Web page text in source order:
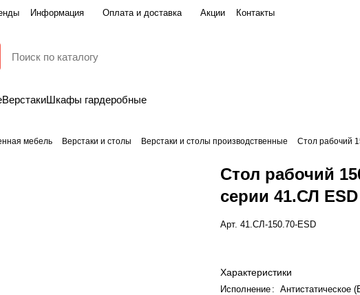
Информация Оплата и доставка Акции Контакты
ВерстакиШкафы гардеробные
мебель Верстаки и столы Верстаки и столы производственные Стол рабочий
Стол рабочий
серии 41.СЛ
Арт.41.СЛ-150.70-ESD
Характеристики
Исполнение :
Антистатическое